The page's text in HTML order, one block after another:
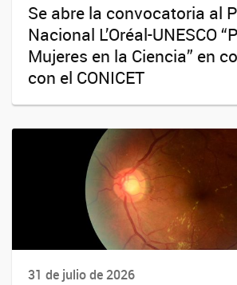
Se abre la convocatoria al
Nacional L’Oréal-UNESCO
Mujeres en la Ciencia” en
con el CONICET
31 de julio de 2026